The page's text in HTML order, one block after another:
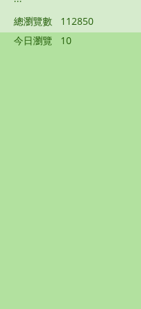
總瀏覽數
112850
今日瀏覽
10